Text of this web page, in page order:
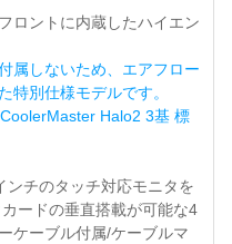
ロントに内蔵したハイエン
属しないため、エアフロー
特別仕様モデルです。
Halo2 3基 標
チのタッチ対応モニタを
ードの垂直搭載が可能な4
ケーブル付属/ケーブルマ